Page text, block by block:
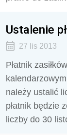
Ustalenie
27 lis 2013
Płatnik
należy ustalić
płatnik będzie
liczby do 30